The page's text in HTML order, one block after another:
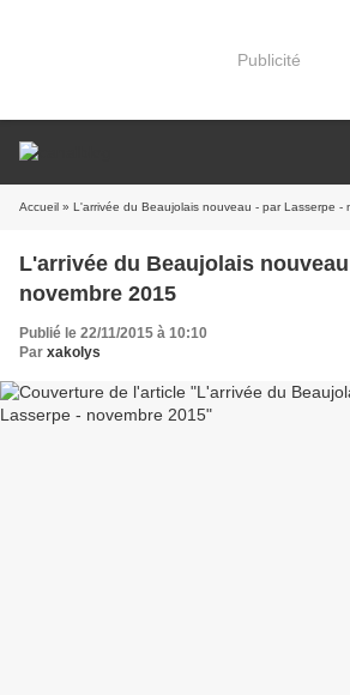
Publicité
Accueil » L'arrivée du Beaujolais nouveau - par Lasserpe -
L'arrivée du Beaujolais
novembre 2015
Publié le 22/11/2015 à 10:10
Par xakolys